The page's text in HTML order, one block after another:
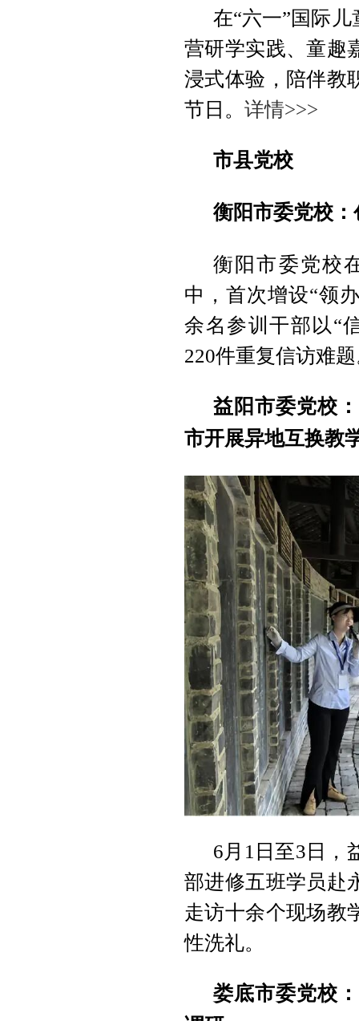
在“六一”国际
营研学实践、童趣
浸式体验，陪伴教
节日。 详情>>>
市县党校
衡阳市委党校
衡阳市委党校
中，首次增设“领
余名参训干部以“
220件重复信访难
益阳市委党校
市开展异地互换教
6月1日至3日，
部进修五班学员赴
走访十余个现场教
性洗礼。
娄底市委党校